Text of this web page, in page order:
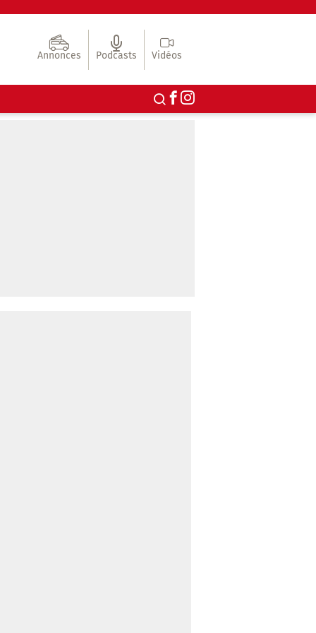
Annonces Podcasts Vidéos